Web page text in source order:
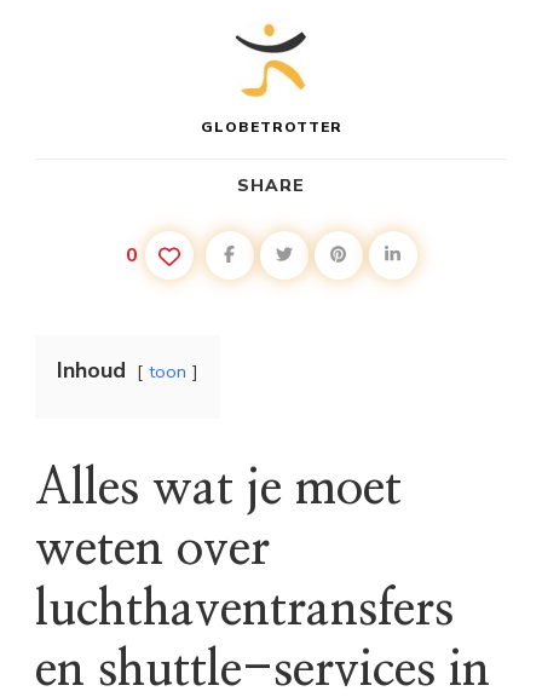
GLOBETROTTER
SHARE
0
Inhoud toon
Alles wat je moet
weten over
luchthaventransfers
en shuttle-services in